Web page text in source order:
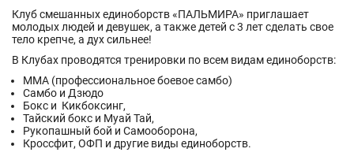
Клуб смешанных единоборств «ПАЛЬМИРА» приглашает
молодых людей и девушек, а также детей с 3 лет сделать свое
тело крепче, а дух сильнее!
В Клубах проводятся тренировки по всем видам единоборств:
ММА (профессиональное боевое самбо)
Самбо и Дзюдо
Бокс и Кикбоксинг,
Тайский бокс и Муай Тай,
Рукопашный бой и Самооборона,
Кроссфит, ОФП и другие виды единоборств.